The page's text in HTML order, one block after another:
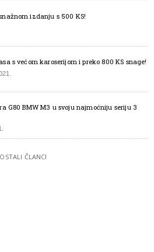
izdanju s 500 KS!
s većom karoserijom i preko 800 KS snage!
G80 BMW M3 u svoju najmoćniju seriju 3
OSTALI ČLANCI